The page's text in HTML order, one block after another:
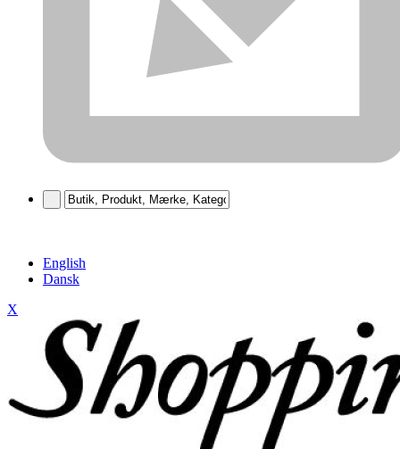
English
Dansk
X